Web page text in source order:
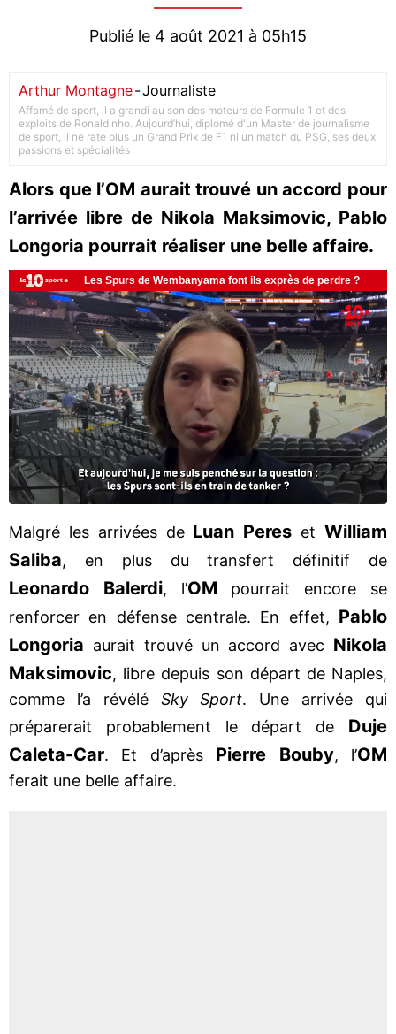
Publié le 4 août 2021 à 05h15
Arthur Montagne-Journaliste
Affamé de sport, il a grandi au son des moteurs de Formule 1 et des
exploits de Ronaldinho. Aujourd’hui, diplomé d'un Master de journalisme
de sport, il ne rate plus un Grand Prix de F1 ni un match du PSG, ses deux
passions et spécialités
Alors que l’OM aurait trouvé un accord pour
l’arrivée libre de Nikola Maksimovic, Pablo
Longoria pourrait réaliser une belle affaire.
Malgré les arrivées de Luan Peres etWilliam
Saliba, en plus du transfert définitif de
Leonardo Balerdi, l’OM pourrait encore se
renforcer en défense centrale. En effet, Pablo
Longoria aurait trouvé un accord avec Nikola
Maksimovic, libre depuis son départ de Naples,
comme l’a révélé Sky Sport. Une arrivée qui
préparerait probablement le départ de Duje
Caleta-Car. Et d’après Pierre Bouby, l’OM
ferait une belle affaire.